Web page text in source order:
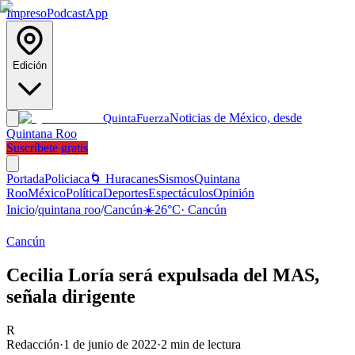
ImpresoPodcastApp
Edición
QuintaFuerzaNoticias de México, desde
Quintana Roo
Suscríbete gratis
PortadaPoliciaca 🌀 HuracanesSismosQuintana
RooMéxicoPolíticaDeportesEspectáculosOpinión
Inicio/quintana roo/Cancún☀️26°C· Cancún
Cancún
Cecilia Loría será expulsada del MAS,
señala dirigente
R
Redacción·1 de junio de 2022·2 min de lectura